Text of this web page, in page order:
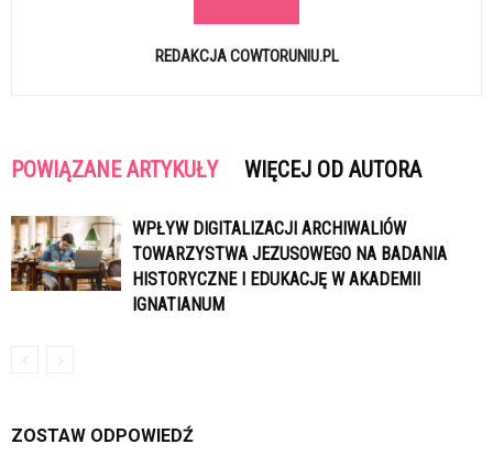
REDAKCJA COWTORUNIU.PL
POWIĄZANE ARTYKUŁY WIĘCEJ OD AUTORA
WPŁYW DIGITALIZACJI ARCHIWALIÓW
TOWARZYSTWA JEZUSOWEGO NA BADANIA
HISTORYCZNE I EDUKACJĘ W AKADEMII
IGNATIANUM
ZOSTAW ODPOWIEDŹ